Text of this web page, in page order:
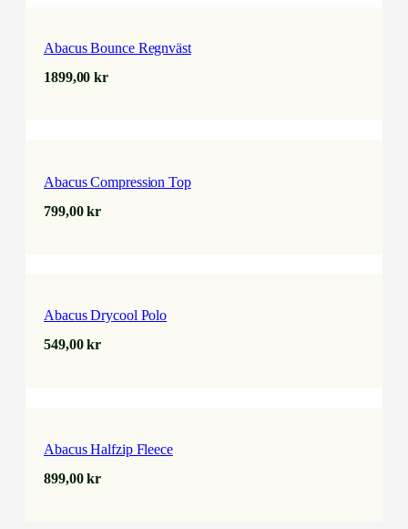
Abacus Bounce Regnväst
1899,00kr
Abacus Compression Top
799,00kr
Abacus Drycool Polo
549,00kr
Abacus Halfzip Fleece
899,00kr